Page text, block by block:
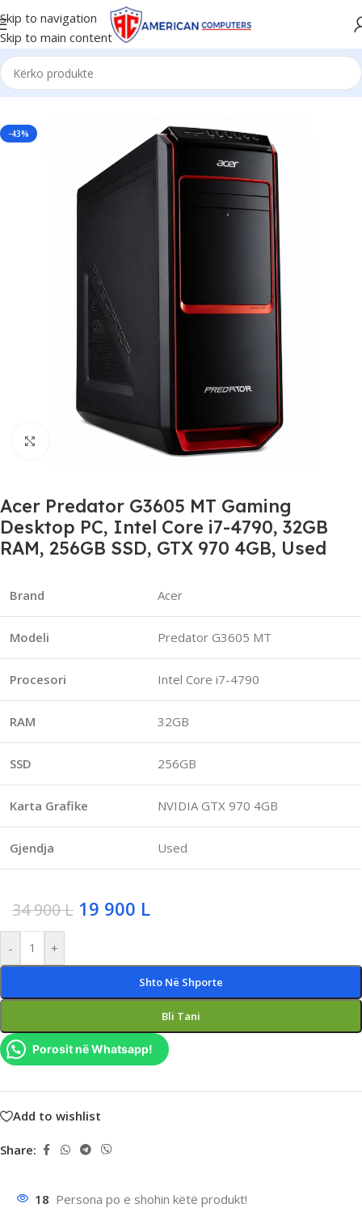
Skip to navigation
Skip to main content
Kreu/PCs/Workstation PCs
-43%
Click to enlarge
Acer Predator G3605 MT Gaming
Desktop PC, Intel Core i7-4790, 32GB
RAM, 256GB SSD, GTX 970 4GB, Used
Brand Acer
Modeli Predator G3605 MT
Procesori Intel Core i7-4790
RAM 32GB
SSD 256GB
Karta Grafike NVIDIA GTX 970 4GB
Gjendja Used
34 900L 19 900 L
- +
Shto Në Shporte
Bli Tani
Porosit në Whatsapp!
Add to wishlist
Share:
18 Persona po e shohin këtë produkt!